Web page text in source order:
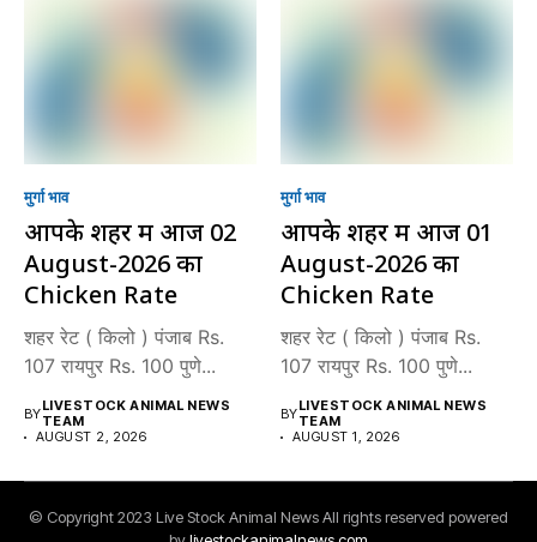
मुर्गा भाव
आपके शहर में आज 02
August-2026 का
Chicken Rate
शहर रेट ( किलो ) पंजाब Rs.
107 रायपुर Rs. 100 पुणे...
BYLIVESTOCK ANIMAL NEWS
TEAM
AUGUST 2, 2026
मुर्गा भाव
आपके शहर में आज 01
August-2026 का
Chicken Rate
शहर रेट ( किलो ) पंजाब Rs.
107 रायपुर Rs. 100 पुणे...
BYLIVESTOCK ANIMAL NEWS
TEAM
AUGUST 1, 2026
© Copyright 2023 Live Stock Animal News All rights reserved powered